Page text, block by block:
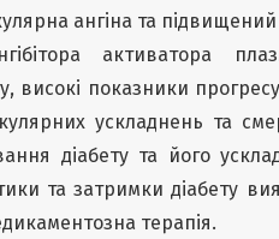
ангіна та підвищений
активатора
високі показники
ускладнень та
діабету та його
та затримки діабету
терапія.